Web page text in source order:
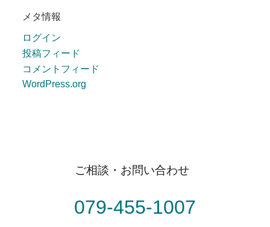
メタ情報
ログイン
投稿フィード
コメントフィード
WordPress.org
ご相談・お問い合わせ
079-455-1007